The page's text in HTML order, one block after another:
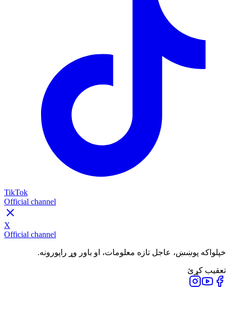
TikTok
Official channel
X
Official channel
خپلواکه پوښښ، عاجل تازه معلومات، او باور وړ راپورونه.
تعقیب کړئ